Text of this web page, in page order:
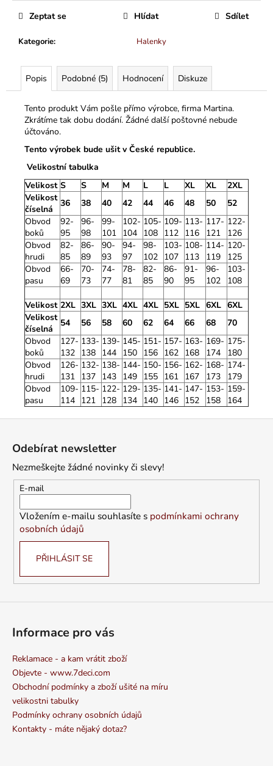
Kategorie: Halenky
Zeptat se Hlídat Sdílet
Popis Podobné (5) Hodnocení Diskuze
Tento produkt Vám pošle přímo výrobce, firma Martina.
Zkrátíme tak dobu dodání. Žádné další poštovné nebude
účtováno.
Tento výrobek bude ušit v České republice.
Velikostní tabulka
Velikost S S M M L L XL XL
2XL
Velikost
číselná
36 38 40 42 44 46 48 50
52
Obvod
boků
92-
95
96-
98
99-
101
102-
104
105-
108
109-
112
113-
116
117-
121
122-
126
Obvod
hrudi
82-
85
86-
89
90-
93
94-
97
98-
102
103-
107
108-
113
114-
119
120-
125
Obvod
pasu
66-
69
70-
73
74-
77
78-
81
82-
85
86-
90
91-
95
96-
102
103-
108
Velikost 2XL 3XL 3XL 4XL 4XL 5XL 5XL 6XL 6XL
Velikost
číselná
54 56 58 60 62 64 66 68
70
Obvod
boků
127-
132
133-
138
139-
144
145-
150
151-
156
157-
162
163-
168
169-
174
175-
180
Obvod
hrudi
126-
131
132-
137
138-
143
144-
149
150-
155
156-
161
162-
167
168-
173
174-
179
Obvod
pasu
109-
114
115-
121
122-
128
129-
134
135-
140
141-
146
147-
152
153-
158
159-
164
Odebírat newsletter
Nezmeškejte žádné novinky či slevy!
E-mail
Vložením e-mailu souhlasíte s podmínkami ochrany
osobních údajů
PŘIHLÁSIT SE
Informace pro vás
Reklamace - a kam vrátit zboží
Objevte - www.7deci.com
Obchodní podmínky a zboží ušité na míru
velikostni tabulky
Podmínky ochrany osobních údajů
Kontakty - máte nějaký dotaz?